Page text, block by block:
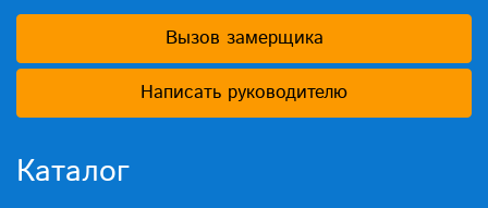
Вызов замерщика
Написать руководителю
Каталог